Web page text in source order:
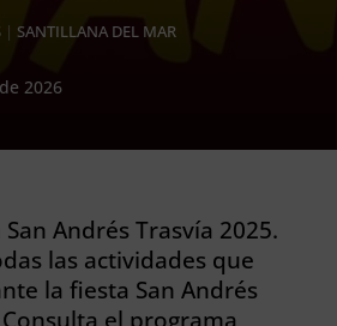
| SANTILLANA DEL MAR
2026
Andrés Trasvía 2025.
las actividades que
la fiesta San Andrés
el programa